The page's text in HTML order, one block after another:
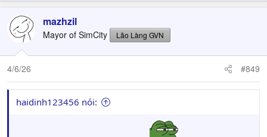
mazhzil
Mayor of SimCity Lão Làng GVN
4/6/26 #849
haidinh123456 nói: